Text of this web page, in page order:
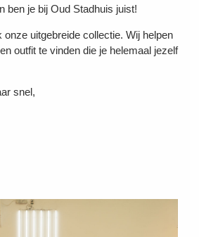
ben je bij Oud Stadhuis juist!
onze uitgebreide collectie. Wij helpen
outfit te vinden die je helemaal jezelf
snel,